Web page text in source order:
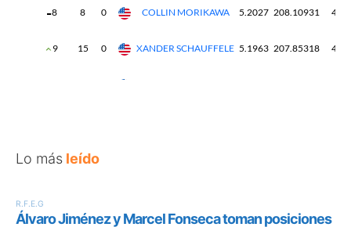
Lo más leído